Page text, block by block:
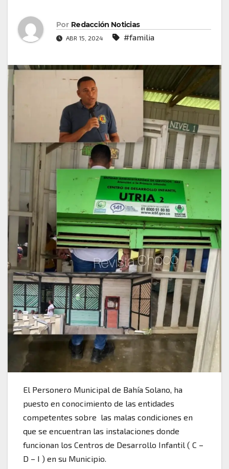
Por Redacción Noticias
ABR 15, 2024 #familia
El Personero Municipal de Bahía Solano, ha
puesto en conocimiento de las entidades
competentes sobre las malas condiciones en
que se encuentran las instalaciones donde
funcionan los Centros de Desarrollo Infantil ( C –
D – I ) en su Municipio.